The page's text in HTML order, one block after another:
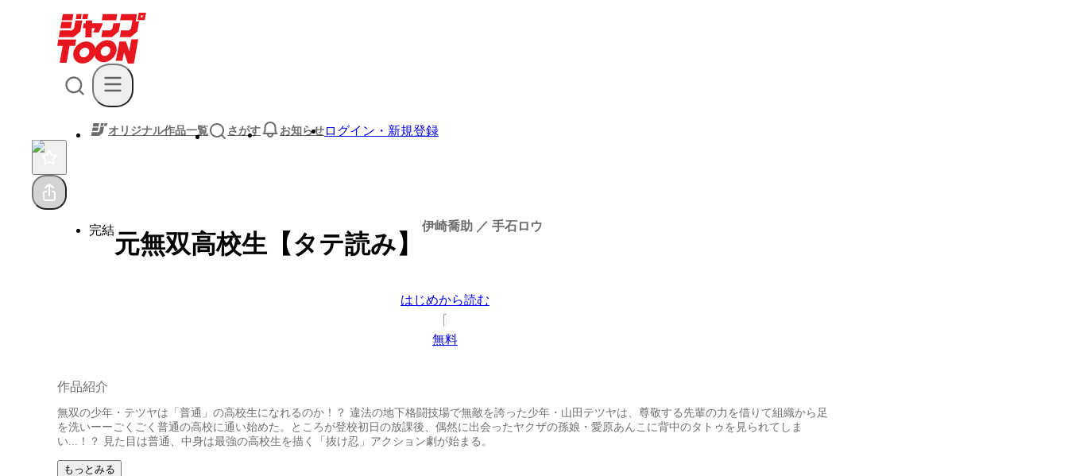
オリジナル作品一覧 さがす お知らせ ログイン・新規登録
完結元無双高校生【タテ読み】
伊崎喬助 ／ 手石ロウ
はじめから読む
無料
作品紹介
無双の少年・テツヤは「普通」の高校生になれるのか！？ 違法の地下格闘技場で無敵を誇った少年・山田テツヤは、尊敬する先輩の力を借りて組織から足
を洗いーーごくごく普通の高校に通い始めた。ところが登校初日の放課後、偶然に出会ったヤクザの孫娘・愛原あんこに背中のタトゥを見られてしま
い...！？ 見た目は普通、中身は最強の高校生を描く「抜け忍」アクション劇が始まる。
もっとみる